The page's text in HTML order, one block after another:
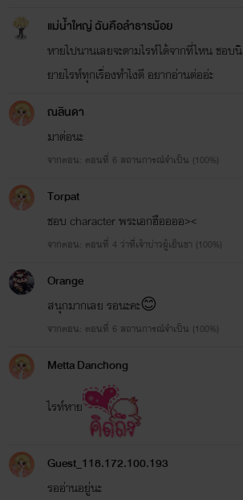
แม่น้ำใหญ่ ฉันคือลำธารน้อย
หายไปนานเลยจะตามไรท์ได้จากที่ไหน ชอบนิ
ยายไรท์ทุกเรื่องทำไงดี อยากอ่านต่ออ่ะ
ณลินดา
มาต่อนะ
จากตอน: ตอนที่ 6 สถานการณ์จำเป็น (100%)
Torpat
ชอบ character พระเอกฮืออออ><
จากตอน: ตอนที่ 4 ว่าที่เจ้าบ่าวผู้เย็นชา (100%)
Orange
สนุกมากเลย รอนะคะ😊
จากตอน: ตอนที่ 6 สถานการณ์จำเป็น (100%)
Metta Danchong
ไรท์หาย
Guest_118.172.100.193
รออ่านอยู่นะ